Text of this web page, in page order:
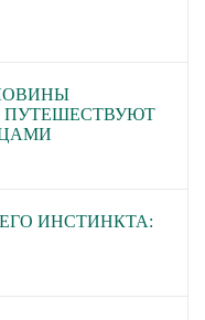
ПУТЕШЕСТВУЮТ
ИНСТИНКТА: